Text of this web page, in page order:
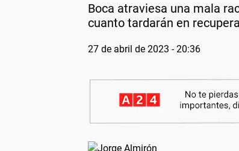
Boca atraviesa una mala
cuanto tardarán en
27 de abril de 2023 - 20:36